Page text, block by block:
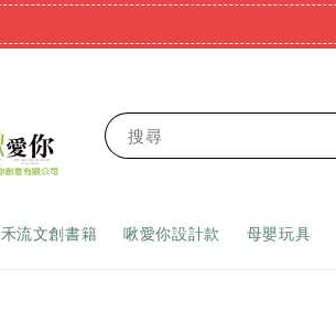
搜尋
禾流文創書籍 啾愛你設計款 母嬰玩具